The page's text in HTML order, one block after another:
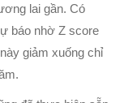
lai gần. Có
báo nhờ Z score
giảm xuống chỉ